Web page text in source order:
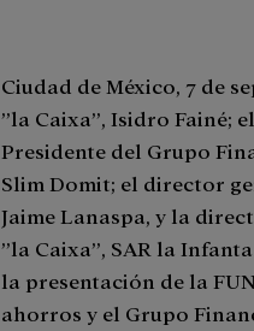
Ciudad de México, 7 de
”la Caixa”, Isidro Fainé;
Presidente del Grupo
Slim Domit; el director
Jaime Lanaspa, y la
”la Caixa”, SAR la
la presentación de la
ahorros y el Grupo